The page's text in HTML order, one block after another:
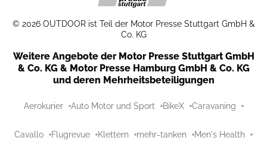
© 2026 OUTDOOR ist Teil der Motor Presse Stuttgart GmbH &
Co. KG
Weitere Angebote der Motor Presse Stuttgart GmbH
& Co. KG & Motor Presse Hamburg GmbH & Co. KG
und deren Mehrheitsbeteiligungen
Aerokurier Auto Motor und Sport BikeX Caravaning
Cavallo Flugrevue Klettern mehr-tanken Men's Health